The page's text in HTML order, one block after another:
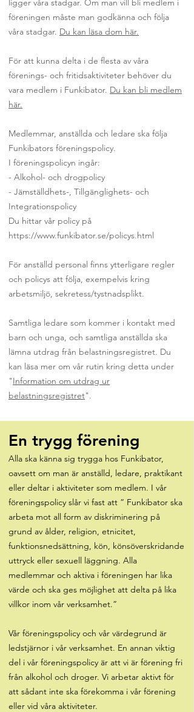
ligger våra stadgar. Om man vill bli medlem i
föreningen måste man godkänna och följa
våra stadgar. Du kan läsa dom här.
För att kunna delta i de flesta av våra
förenings- och fritidsaktiviteter behöver du
vara medlem i Funkibator. Du kan bli medlem
här.
Medlemmar, anställda och ledare ska följa
Funkibators föreningspolicy.
I föreningspolicyn ingår:
- Alkohol- och drogpolicy
- Jämställdhets-, Tillgänglighets- och
Integrationspolicy
Du hittar vår policy på
https://www.funkibator.se/policys.html
För anställd personal finns ytterligare regler
och policys att följa, exempelvis kring
arbetsmiljö, sekretess/tystnadsplikt.
Samtliga ledare som kommer i kontakt med
barn och unga, och samtliga anställda ska
lämna utdrag från belastningsregistret. Du
kan läsa mer om vår rutin kring detta under
"Information om utdrag ur
belastningsregistret".
En trygg förening
Alla ska känna sig trygga hos Funkibator,
oavsett om man är anställd, ledare, praktikant
eller deltar i aktiviteter som medlem. I vår
föreningspolicy slår vi fast att ” Funkibator ska
arbeta mot all form av diskriminering på
grund av ålder, religion, etnicitet,
funktionsnedsättning, kön, könsöverskridande
uttryck eller sexuell läggning. Alla
medlemmar och aktiva i föreningen har lika
värde och ska ges möjlighet att delta på lika
villkor inom vår verksamhet.”
Vår föreningspolicy och vår värdegrund är
ledstjärnor i vår verksamhet. En annan viktig
del i vår föreningspolicy är att vi är förening fri
från alkohol och droger. Vi arbetar aktivt för
att sådant inte ska förekomma i vår förening
eller vid våra aktiviteter.